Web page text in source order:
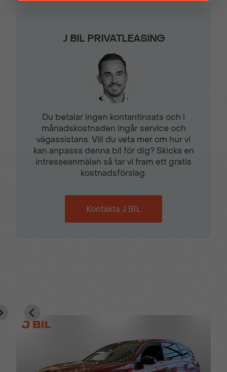
Nyckelfritt system
Open & Start
Parkeringsradar fram &
Regnsensor
Trafikskyltsavläsning
Trådlös mobilladdning Trötthetsvarnare
Uppvärmda
ytterbackspeglar
J BIL PRIVATLEASING
Du betalar ingen kontantinsats och i
månadskostnaden ingår service och
vägassistans. Vill du veta mer om hur vi
kan anpassa denna bil för dig? Skicka en
intresseanmälan så tar vi fram ett gratis
kostnadsförslag.
Kontakta J BIL